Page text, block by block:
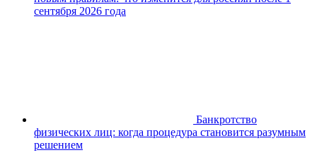
сентября 2026 года
Банкротство
физических лиц: когда процедура становится разумным
решением